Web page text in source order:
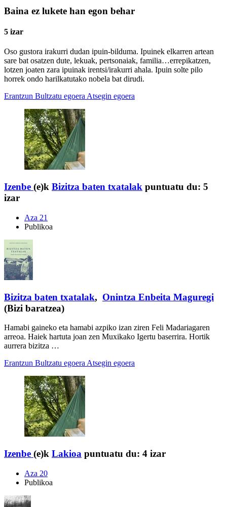
Baina ez lukete han egon behar
5 izar
Oso gustora irakurri dudan ipuin-bilduma. Ipuinek elkarren artean
sare bat osatzen dute, lekuak, pertsonaiak, familia…errepikatzen,
lotzen joaten zara ipuinak irentsi/irakurri ahala. Ipuin solte pilo
horrek ondo harilkatutako nobela bat dirudi.
Erantzun Bultzatu egoeraAtsegin egoera
Izenbe (e)k Bizitza baten txatalak puntuatu du: 5
izar
Aza 21
Publikoa
Bizitza baten txatalak, Onintza Enbeita Maguregi
(Bizi baratzea)
Hamabi gaineko eta hamabi azpiko izan ziren Feli Madariagaren
arreoa. Haiek hartuta joan zen Muxikako Igertu baserrira. Hortik
aurrera bizitza …
Erantzun Bultzatu egoera Atsegin egoera
Izenbe (e)k Lakioa puntuatu du: 4 izar
Aza 20
Publikoa